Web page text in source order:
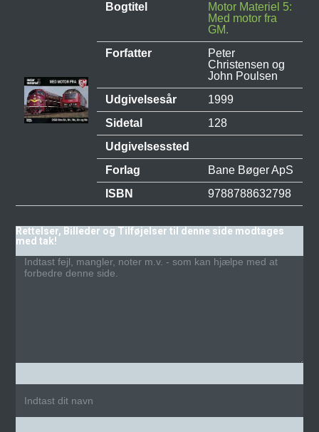
Bogtitel
Motor Materiel 5:
Med motor fra
GM.
Forfatter
Peter
Christensen og
John Poulsen
Udgivelsesår
1999
Sidetal
128
Udgivelsessted
Forlag
Bane Bøger ApS
ISBN
9788788632798
Rettelser, Billeder og Tilføjelser til denne side modtages
med tak!